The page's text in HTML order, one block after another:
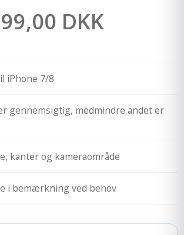
99,00 DKK
iPhone 7/8
gennemsigtig, medmindre andet er
kanter og kameraområde
i bemærkning ved behov